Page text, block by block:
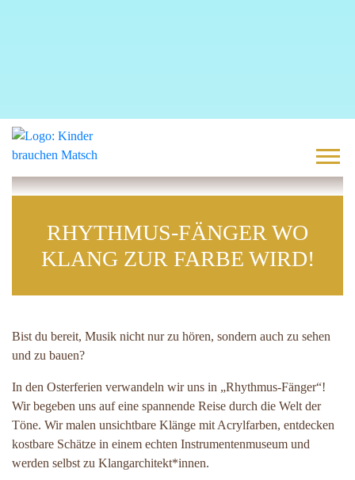
RHYTHMUS-FÄNGER WO
KLANG ZUR FARBE WIRD!
Bist du bereit, Musik nicht nur zu hören, sondern auch zu sehen
und zu bauen?
In den Osterferien verwandeln wir uns in „Rhythmus-Fänger“!
Wir begeben uns auf eine spannende Reise durch die Welt der
Töne. Wir malen unsichtbare Klänge mit Acrylfarben, entdecken
kostbare Schätze in einem echten Instrumentenmuseum und
werden selbst zu Klangarchitekt*innen.